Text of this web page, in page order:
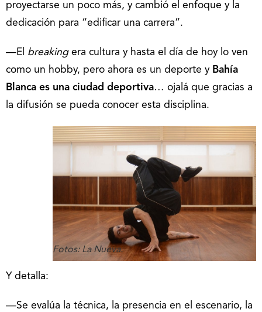
proyectarse un poco más, y cambió el enfoque y la
dedicación para “edificar una carrera”.
—El breakingera cultura y hasta el día de hoy lo ven
como un hobby, pero ahora es un deporte y Bahía
Blanca es una ciudad deportiva… ojalá que gracias a
la difusión se pueda conocer esta disciplina.
Fotos: La Nueva.
Y detalla:
—Se evalúa la técnica, la presencia en el escenario, la